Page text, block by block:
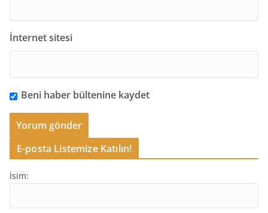
İnternet sitesi
Beni haber bültenine kaydet
E-posta Listemize Katılın!
İsim: